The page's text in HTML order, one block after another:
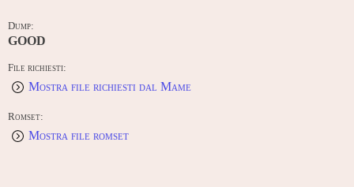
Dump:
GOOD
File richiesti:
Mostra file richiesti dal Mame
Romset:
Mostra file romset